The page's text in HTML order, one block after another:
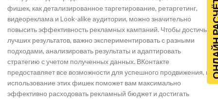
фишек, как детализированное таргетирование, ретаргетинг,
видеореклама и Look-alike аудитории, можно значительно
повысить эффективность рекламных кампаний. Чтобы достичь
лучших результатов, важно экспериментировать с разными
подходами, анализировать результаты и адаптировать
стратегию с учетом полученных данных. ВКонтакте
предоставляет все возможности для успешного продвижения, и
использование этих фишек поможет вам максимально
эффективно расходовать рекламный бюджет и достигать